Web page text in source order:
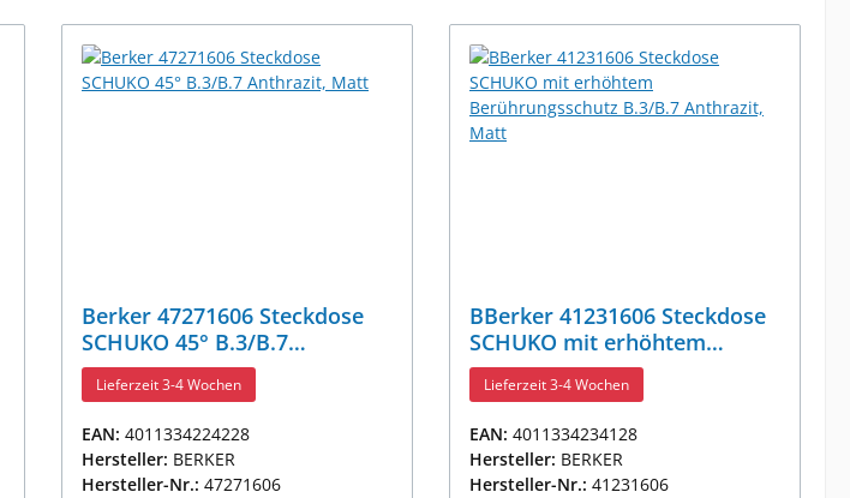
Berker 47271606 Steckdose
SCHUKO 45° B.3/B.7
Anthrazit, Matt
Lieferzeit 3-4 Wochen
EAN: 4011334224228
Hersteller: BERKER
Hersteller-Nr.: 47271606
BBerker 41231606 Steckdose
SCHUKO mit erhöhtem
Berührungsschutz B.3/B.7
Anthrazit, Matt
Lieferzeit 3-4 Wochen
EAN: 4011334234128
Hersteller: BERKER
Hersteller-Nr.: 41231606